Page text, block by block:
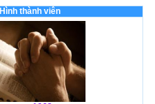
Hình thành viên